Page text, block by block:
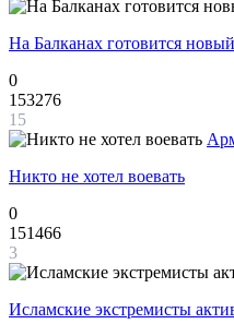
На Балканах готовится
0
153276
15
Никто не хотел воевать
0
151466
3
Исламские экстремисты